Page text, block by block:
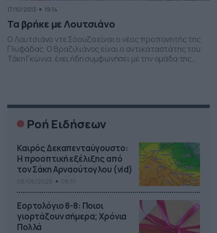
17/10/2013 19:14
Τα βρήκε με Λουτσιάνο
Ο Λουτσιάνο ντε Σόουζα είναι ο νέος προπονητής της
Γλυφάδας. Ο Βραζιλιάνος είναι ο αντικαταστάτης του
Τάκη Γκώνια, έχει ήδη συμφωνήσει με την ομάδα της
Ροή Ειδήσεων
Καιρός Δεκαπενταύγουστο:
Η προοπτική εξέλιξης από
τον Σάκη Αρναούτογλου (vid)
Εορτολόγιο 8-8: Ποιοι
γιορτάζουν σήμερα; Χρόνια
Πολλά